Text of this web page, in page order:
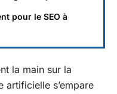
pour le SEO à
la main sur la
artificielle s’empare